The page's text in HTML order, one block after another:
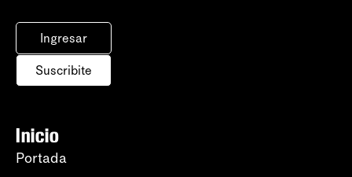
Ingresar
Suscribite
Inicio
Portada